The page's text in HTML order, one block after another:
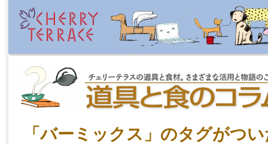
「バーミックス」のタグがつ